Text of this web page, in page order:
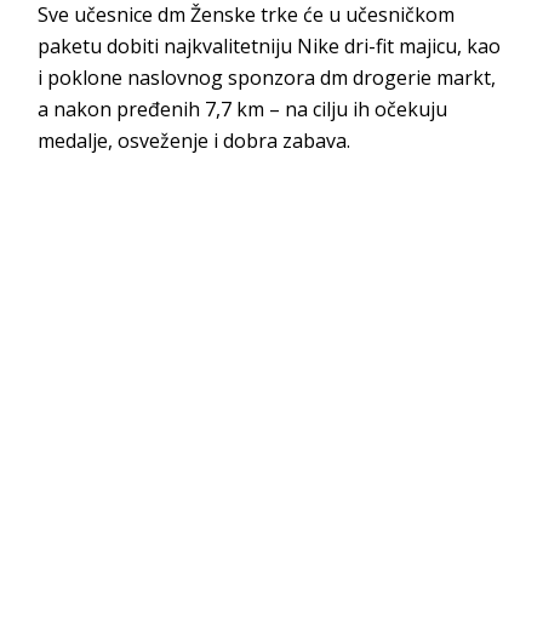
Sve učesnice dm Ženske trke će u učesničkom
paketu dobiti najkvalitetniju Nike dri-fit majicu, kao
i poklone naslovnog sponzora dm drogerie markt,
a nakon pređenih 7,7 km – na cilju ih očekuju
medalje, osveženje i dobra zabava.